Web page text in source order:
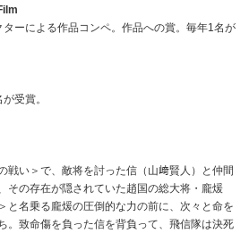
ーによる作品コンペ。作品への賞。毎年1名が
受賞。
戦い＞で、敵将を討った信（山﨑賢人）と仲間
その存在が隠されていた趙国の総大将・龐煖
と名乗る龐煖の圧倒的な力の前に、次々と命を
。致命傷を負った信を背負って、飛信隊は決死